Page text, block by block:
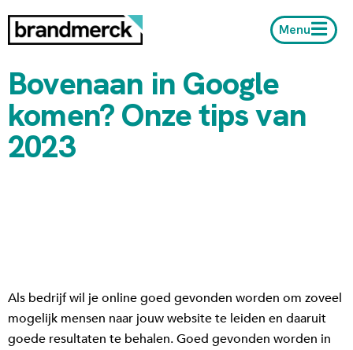
Menu
Bovenaan in Google
komen? Onze tips van
2023
Als bedrijf wil je online goed gevonden worden om zoveel
mogelijk mensen naar jouw website te leiden en daaruit
goede resultaten te behalen. Goed gevonden worden in